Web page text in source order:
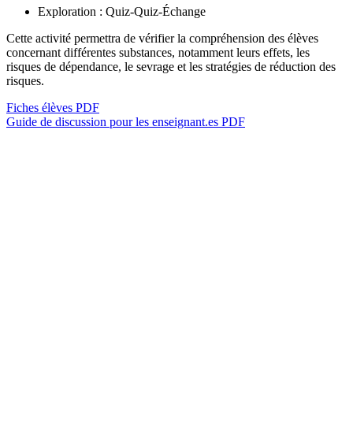
Exploration : Quiz-Quiz-Échange
Cette activité permettra de vérifier la compréhension des élèves
concernant différentes substances, notamment leurs effets, les
risques de dépendance, le sevrage et les stratégies de réduction des
risques.
Fiches élèves PDF
Guide de discussion pour les enseignant.es PDF